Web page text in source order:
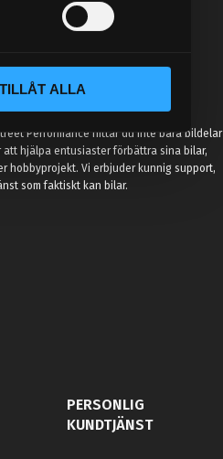
TILLÅT ALLA
Performance hittar du inte bara bildelar
hjälpa entusiaster förbättra sina bilar,
hobbyprojekt. Vi erbjuder kunnig support,
som faktiskt kan bilar.
PERSONLIG
KUNDTJÄNST